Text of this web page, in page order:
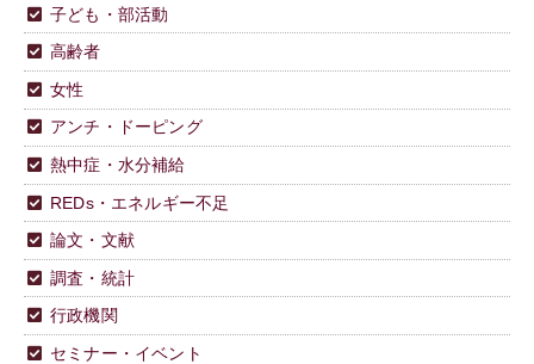
子ども・部活動
高齢者
女性
アンチ・ドーピング
熱中症・水分補給
REDs・エネルギー不足
論文・文献
調査・統計
行政機関
セミナー・イベント